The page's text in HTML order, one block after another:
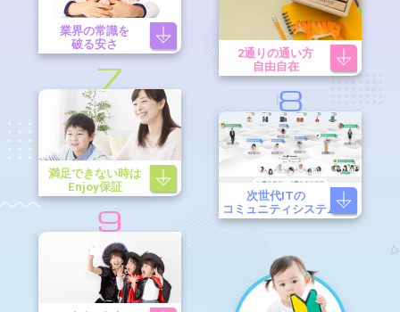
業界の常識を
破る安さ
2通りの通い方
自由自在
7
満足できない時は
Enjoy保証
8
次世代ITの
コミュニティシステム
9